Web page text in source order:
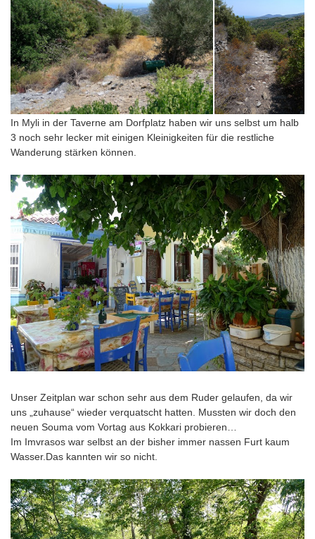
In Myli in der Taverne am Dorfplatz haben wir uns selbst um halb
3 noch sehr lecker mit einigen Kleinigkeiten für die restliche
Wanderung stärken können.
Unser Zeitplan war schon sehr aus dem Ruder gelaufen, da wir
uns „zuhause“ wieder verquatscht hatten. Mussten wir doch den
neuen Souma vom Vortag aus Kokkari probieren…
Im Imvrasos war selbst an der bisher immer nassen Furt kaum
Wasser.Das kannten wir so nicht.